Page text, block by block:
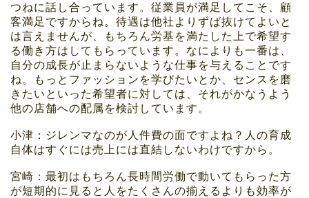
つねに話し合っています。従業員が満足してこそ、顧
客満足ですからね。待遇は他社よりずば抜けてよいと
は言えませんが、もちろん労基を満たした上で希望す
る働き方はしてもらっています。なによりも一番は、
自分の成長が止まらないような仕事を与えることです
ね。もっとファッションを学びたいとか、センスを磨
きたいといった希望者に対しては、それがかなうよう
他の店舗への配属を検討しています。
小津：ジレンマなのが人件費の面ですよね？人の育成
自体はすぐには売上には直結しないわけですから。
宮崎：最初はもちろん長時間労働で動いてもらった方
が短期的に見ると人をたくさんの揃えるよりも効率が